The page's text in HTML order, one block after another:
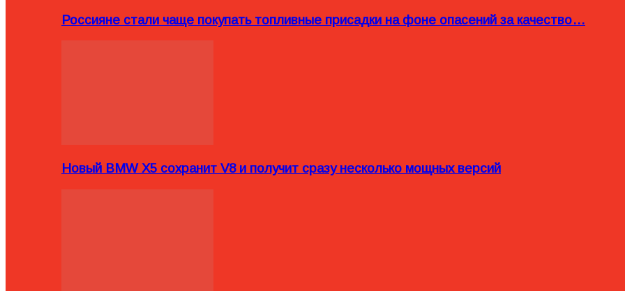
Россияне стали чаще покупать топливные присадки на фоне опасений за качество…
Новый BMW X5 сохранит V8 и получит сразу несколько мощных версий